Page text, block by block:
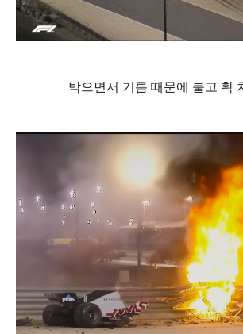
박으면서 기름 때문에 불고 확